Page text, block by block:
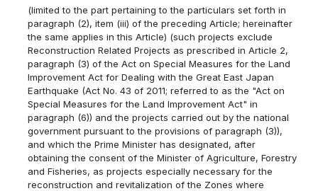
(limited to the part pertaining to the particulars set forth in
paragraph (2), item (iii) of the preceding Article; hereinafter
the same applies in this Article) (such projects exclude
Reconstruction Related Projects as prescribed in Article 2,
paragraph (3) of the Act on Special Measures for the Land
Improvement Act for Dealing with the Great East Japan
Earthquake (Act No. 43 of 2011; referred to as the "Act on
Special Measures for the Land Improvement Act" in
paragraph (6)) and the projects carried out by the national
government pursuant to the provisions of paragraph (3)),
and which the Prime Minister has designated, after
obtaining the consent of the Minister of Agriculture, Forestry
and Fisheries, as projects especially necessary for the
reconstruction and revitalization of the Zones where